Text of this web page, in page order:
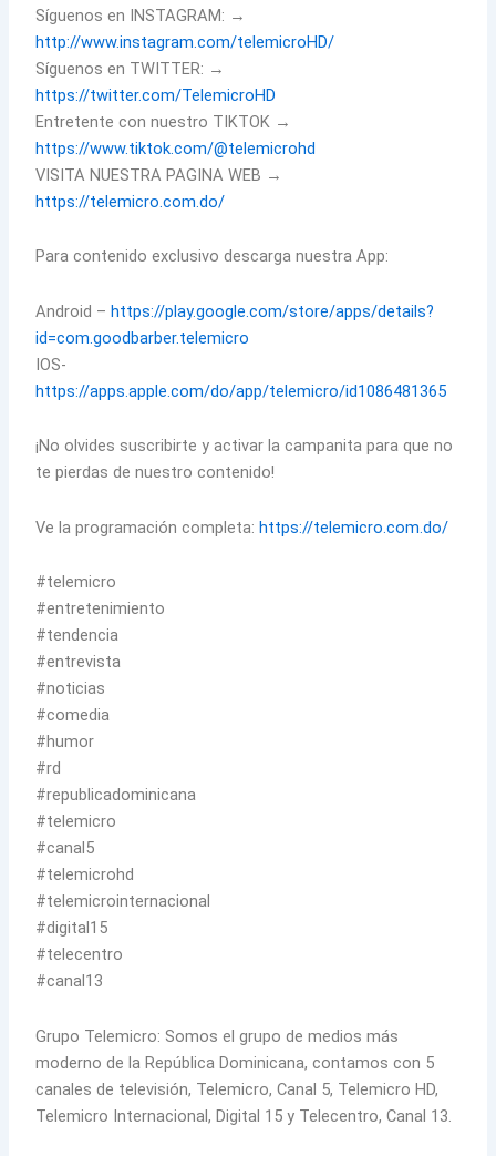
Síguenos en INSTAGRAM: →
http://www.instagram.com/telemicroHD/
Síguenos en TWITTER: →
https://twitter.com/TelemicroHD
Entretente con nuestro TIKTOK →
https://www.tiktok.com/@telemicrohd
VISITA NUESTRA PAGINA WEB →
https://telemicro.com.do/
Para contenido exclusivo descarga nuestra App:
Android –https://play.google.com/store/apps/details?
id=com.goodbarber.telemicro
IOS-
https://apps.apple.com/do/app/telemicro/id1086481365
¡No olvides suscribirte y activar la campanita para que no
te pierdas de nuestro contenido!
Ve la programación completa:https://telemicro.com.do/
#telemicro
#entretenimiento
#tendencia
#entrevista
#noticias
#comedia
#humor
#rd
#republicadominicana
#telemicro
#canal5
#telemicrohd
#telemicrointernacional
#digital15
#telecentro
#canal13
Grupo Telemicro: Somos el grupo de medios más
moderno de la República Dominicana, contamos con 5
canales de televisión, Telemicro, Canal 5, Telemicro HD,
Telemicro Internacional, Digital 15 y Telecentro, Canal 13.